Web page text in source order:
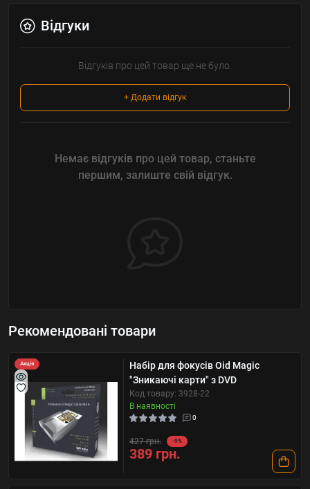
Відгуки
Відгуків про цей товар ще не було.
+ Додати відгук
Немає відгуків про цей товар, станьте
першим, залиште свій відгук.
Рекомендовані товари
Акція
Набір для фокусів Oid Magic
"Зникаючі карти" з DVD
Код товару: 3928-22
В наявності
0
427 грн. -9%
389 грн.